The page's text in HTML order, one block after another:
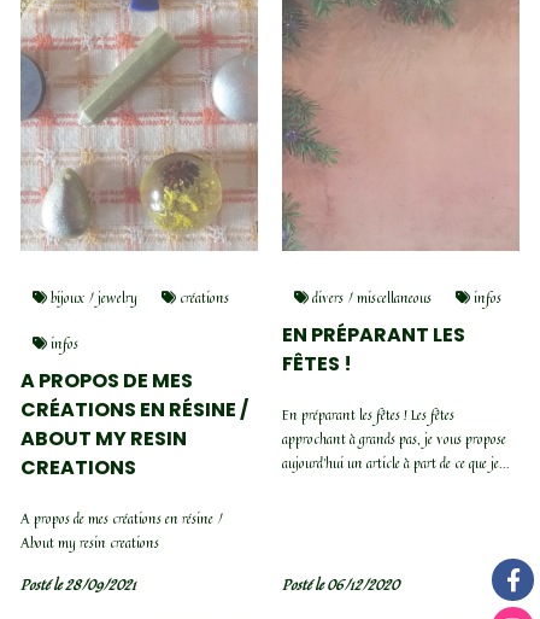
A PROPOS DE MES
CRÉATIONS EN RÉSINE /
ABOUT MY RESIN
CREATIONS
A propos de mes créations en résine /
Posté le 28/09/2021
bijoux / jewelry
créations
infos
EN PRÉPARANT LES
FÊTES !
En préparant les fêtes ! Les fêtes
approchant à grands pas, je vous propose
aujourd’hui un article à part de ce que je
Posté le 06/12/2020
divers / miscellaneous infos